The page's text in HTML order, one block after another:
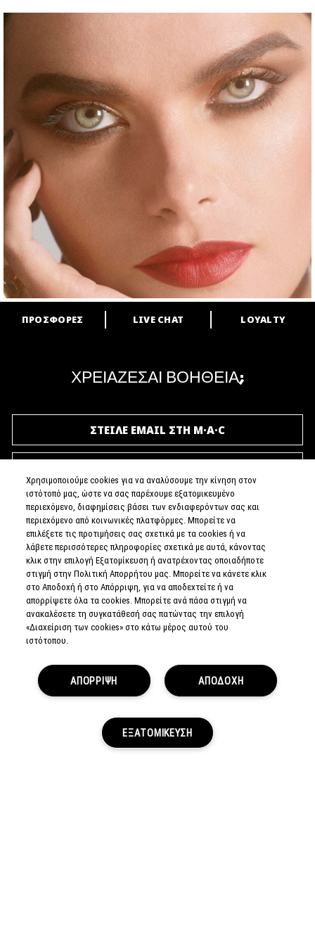
ARE YOU A M·A·C LOVER?
ΠΡΟΣΦΟΡΕΣ LIVE CHAT LOYALTY
ΧΡΕΙΑΖΕΣΑΙ ΒΟΗΘΕΙΑ;
ΣΤΕΙΛΕ EMAIL ΣΤΗ M·A·C
ΕΞΥΠΗΡΕΤΗΣΗ ΠΕΛΑΤΩΝ
ΣΧΕΤΙΚΑ ΜΕ ΕΜΑΣ
ΒΡΕΣ ΚΑΤΑΣΤΗΜΑ
MAKEUP SERVICES
ΕΓΓΡΑΦΗ ΓΙΑ EMAIL
Χρησιμοποιούμε cookies για να αναλύσουμε την κίνηση στον
ιστότοπό μας, ώστε να σας παρέχουμε εξατομικευμένο
περιεχόμενο, διαφημίσεις βάσει των ενδιαφερόντων σας και
περιεχόμενο από κοινωνικές πλατφόρμες. Μπορείτε να
επιλέξετε τις προτιμήσεις σας σχετικά με τα cookies ή να
λάβετε περισσότερες πληροφορίες σχετικά με αυτά, κάνοντας
κλικ στην επιλογή Εξατομίκευση ή ανατρέχοντας οποιαδήποτε
στιγμή στην Πολιτική Απορρήτου μας. Μπορείτε να κάνετε κλικ
στο Αποδοχή ή στο Απόρριψη, για να αποδεχτείτε ή να
απορρίψετε όλα τα cookies. Μπορείτε ανά πάσα στιγμή να
ανακαλέσετε τη συγκατάθεσή σας πατώντας την επιλογή
«Διαχείριση των cookies» στο κάτω μέρος αυτού του
ιστότοπου.
ΑΠΟΔΟΧΗ
ΑΠΟΡΡΙΨΗ
ΕΞΑΤΟΜΙΚΕΥΣΗ